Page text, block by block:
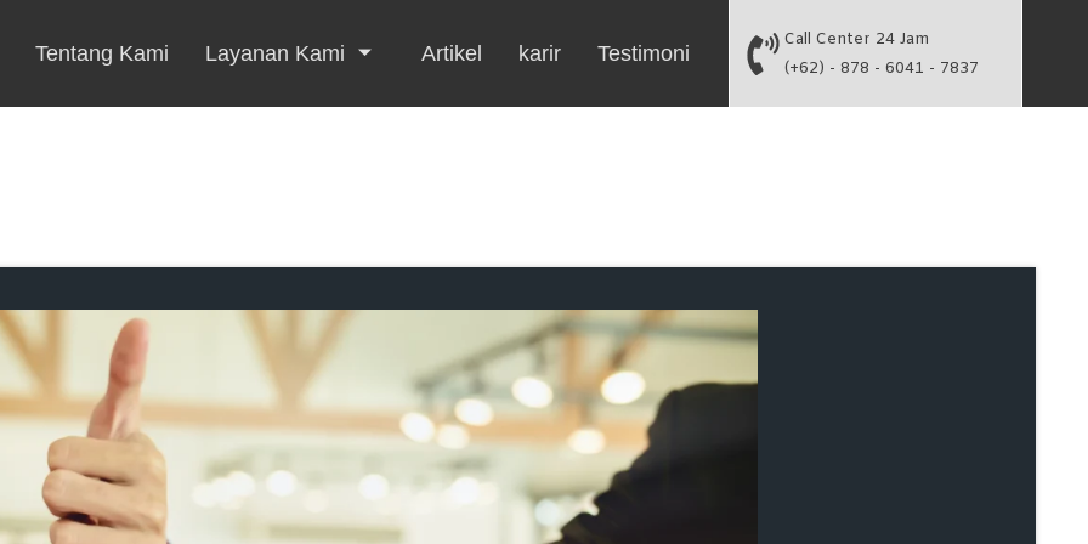
Tentang Kami Layanan Kami Artikel karir Testimoni
Call Center 24 Jam
(+62) - 878 - 6041 - 7837